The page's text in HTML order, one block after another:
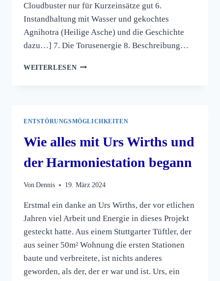
Cloudbuster nur für Kurzeinsätze gut 6.
Instandhaltung mit Wasser und gekochtes
Agnihotra (Heilige Asche) und die Geschichte
dazu…] 7. Die Torusenergie 8. Beschreibung…
WEITERLESENBEGRÜSSUNG, A
ES BAU´
HS 2
ENTSTÖRUNGSMÖGLICHKEITEN
Wie alles mit Urs Wirths und
der Harmoniestation begann
Von Dennis 19. März 2024
Erstmal ein danke an Urs Wirths, der vor etlichen
Jahren viel Arbeit und Energie in dieses Projekt
gesteckt hatte. Aus einem Stuttgarter Tüftler, der
aus seiner 50m² Wohnung die ersten Stationen
baute und verbreitete, ist nichts anderes
geworden, als der, der er war und ist. Urs, ein